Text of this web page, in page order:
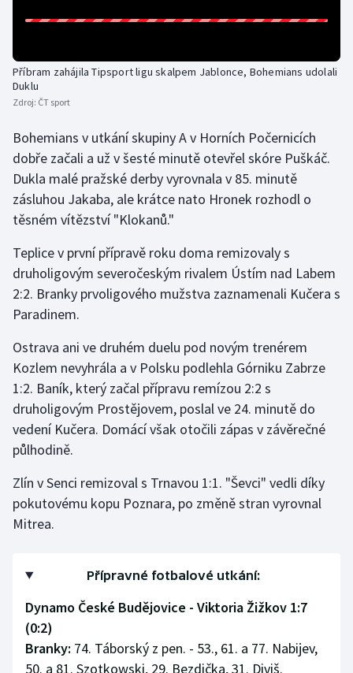
Plavání
Plážový volejbal
Ragby
Rychlobruslení
Rychlostní kanoistika
Short track
Sportovní střelba
Triatlon
Veslování
Vodní slalom
Volejbal
Ostatní
Příbram zahájila Tipsport ligu skalpem Jablonce, Bohemians udolali
Duklu
Zdroj: ČT sport
Bohemians v utkání skupiny A v Horních Počernicích
dobře začali a už v šesté minutě otevřel skóre Puškáč.
Dukla malé pražské derby vyrovnala v 85. minutě
zásluhou Jakaba, ale krátce nato Hronek rozhodl o
těsném vítězství "Klokanů."
Teplice v první přípravě roku doma remizovaly s
druholigovým severočeským rivalem Ústím nad Labem
2:2. Branky prvoligového mužstva zaznamenali Kučera s
Paradinem.
Ostrava ani ve druhém duelu pod novým trenérem
Kozlem nevyhrála a v Polsku podlehla Górniku Zabrze
1:2. Baník, který začal přípravu remízou 2:2 s
druholigovým Prostějovem, poslal ve 24. minutě do
vedení Kučera. Domácí však otočili zápas v závěrečné
půlhodině.
Zlín v Senci remizoval s Trnavou 1:1. "Ševci" vedli díky
pokutovému kopu Poznara, po změně stran vyrovnal
Mitrea.
Přípravné fotbalové utkání:
Dynamo České Budějovice - Viktoria Žižkov 1:7
(0:2)
Branky: 74. Táborský z pen. - 53., 61. a 77. Nabijev,
50. a 81. Szotkowski, 29. Bezdička, 31. Diviš.